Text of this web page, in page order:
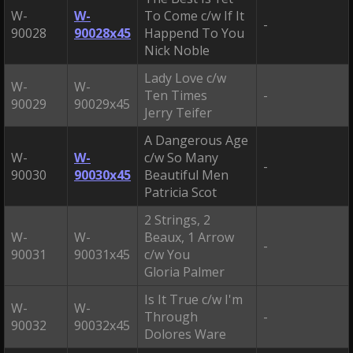
W-
90028
W-
90028x45
To Come c/w If It
Happend To You
Nick Noble
-
W-
90029
W-
90029x45
Lady Love c/w
Ten Times
Jerry Teifer
-
W-
90030
W-
90030x45
A Dangerous Age
c/w So Many
Beautiful Men
Patricia Scot
-
W-
90031
W-
90031x45
2 Strings, 2
Beaux, 1 Arrow
c/w You
Gloria Palmer
-
W-
90032
W-
90032x45
Is It True c/w I'm
Through
Dolores Ware
-